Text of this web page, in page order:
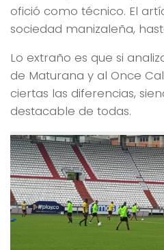
ofició como técnico. El
sociedad manizaleña,
Lo extraño es que si
de Maturana y al Once
ciertas las diferencias,
destacable de todas.